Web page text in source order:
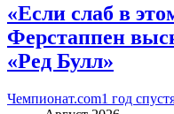
«Если слаб в
Ферстаппен
«Ред Булл»
Чемпионат.com1 год